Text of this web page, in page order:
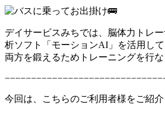
デイサービスみちでは、脳体力トレ
析ソフト「モーションAI」を活用し
両方を鍛えるためトレーニングを行な
今回は、こちらのご利用者様をご紹介